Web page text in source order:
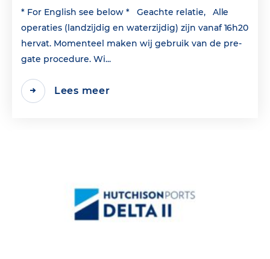
* For English see below * Geachte relatie, Alle
operaties (landzijdig en waterzijdig) zijn vanaf 16h20
hervat. Momenteel maken wij gebruik van de pre-
gate procedure. Wi...
Lees meer